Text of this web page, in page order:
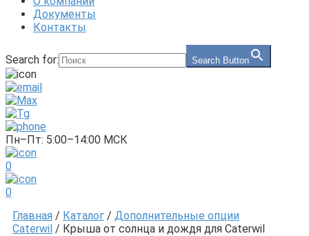
Документы
Контакты
Search for: Search Button
Пн–Пт: 5:00–14:00 МСК
0
0
Главная / Каталог / Дополнительные опции
Caterwil / Крыша от солнца и дождя для Caterwil